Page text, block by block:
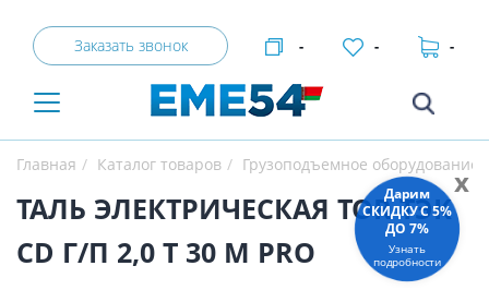
Заказать звонок - - -
Главная Каталог товаров Грузоподъемное оборудование
ТАЛЬ ЭЛЕКТРИЧЕСКАЯ TOR ТЭК
CD Г/П 2,0 Т 30 М PRO
x
Дарим
СКИДКУ C 5%
ДО 7%
Узнать
подробности